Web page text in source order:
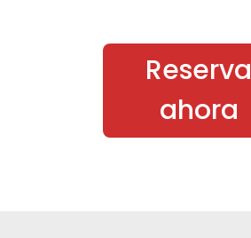
Reserva
ahora